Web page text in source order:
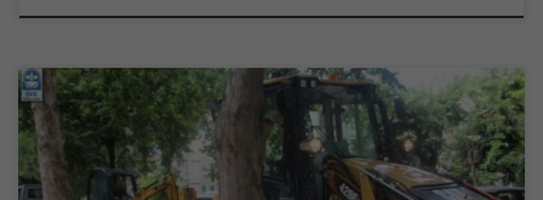
У току је санација хаварије на водоводној мрежи у улици др
Лазе Костића. Приступ месту квара отежавају бетонске